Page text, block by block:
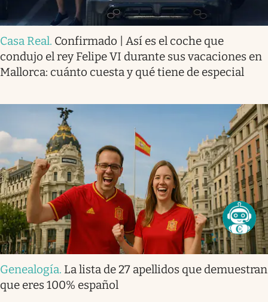
Casa Real. Confirmado | Así es el coche que
condujo el rey Felipe VI durante sus vacaciones en
Mallorca: cuánto cuesta y qué tiene de especial
Genealogía. La lista de 27 apellidos que demuestran
que eres 100% español